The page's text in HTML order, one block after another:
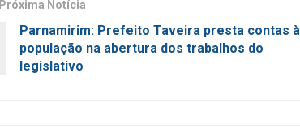
Próxima Notícia
Parnamirim: Prefeito Taveira presta contas à
população na abertura dos trabalhos do
legislativo